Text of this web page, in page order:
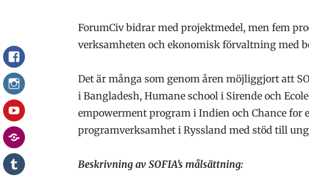
ForumCiv bidrar med projektmedel, men fem
verksamheten och ekonomisk förvaltning med
Det är många som genom åren möjliggjort att
i Bangladesh, Humane school i Sirende och
empowerment program i Indien och Chance for
programverksamhet i Ryssland med stöd till
Beskrivning av SOFIA’s målsättning:
Facebook
Instagram
YouTube
Stödgala
Blogg
SOFIA